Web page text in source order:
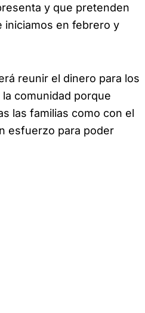
y que pretenden
iniciamos en febrero y
reunir el dinero para los
comunidad porque
las familias como con el
esfuerzo para poder